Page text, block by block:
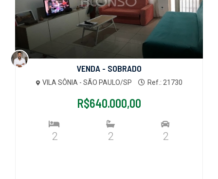
VENDA - SOBRADO
VILA SÔNIA - SÃO PAULO/SP Ref.: 21730
R$640.000,00
2 2 2